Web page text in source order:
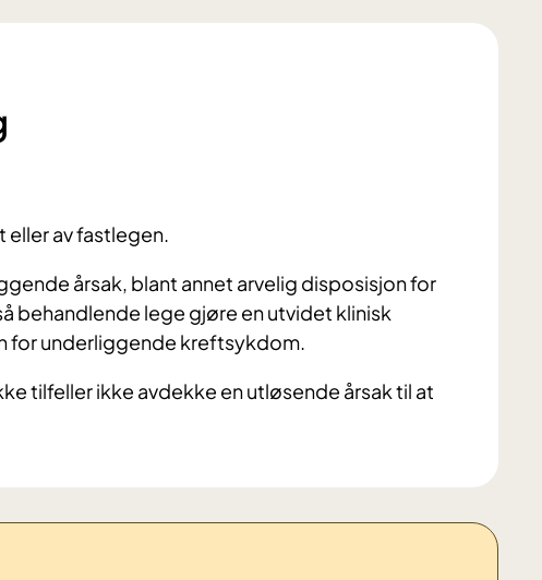
eller av fastlegen.
årsak, blant annet arvelig disposisjon for
behandlende lege gjøre en utvidet klinisk
for underliggende kreftsykdom.
tilfeller ikke avdekke en utløsende årsak til at